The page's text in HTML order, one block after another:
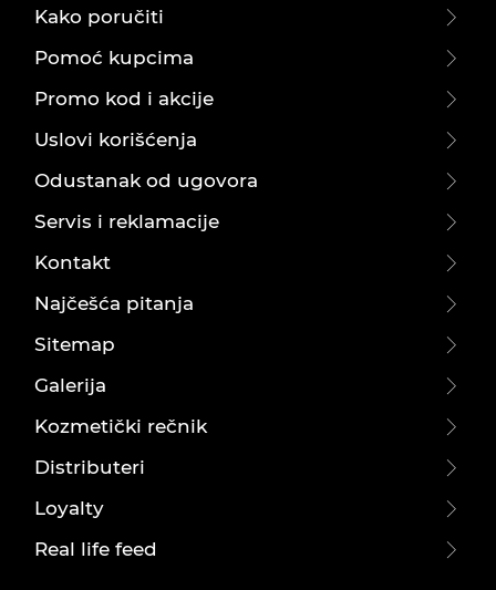
Kako poručiti
Pomoć kupcima
Promo kod i akcije
Uslovi korišćenja
Odustanak od ugovora
Servis i reklamacije
Kontakt
Najčešća pitanja
Sitemap
Galerija
Kozmetički rečnik
Distributeri
Loyalty
Real life feed